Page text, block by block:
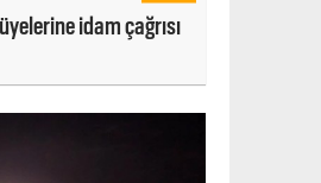
idam çağrısı